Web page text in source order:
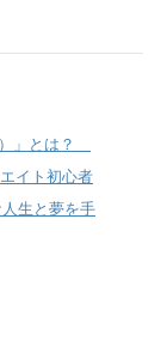
」とは？
イト初心者
生と夢を手